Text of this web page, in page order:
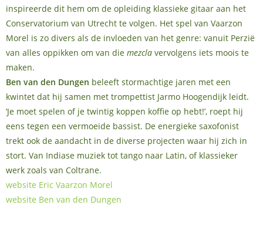
inspireerde dit hem om de opleiding klassieke gitaar aan het
Conservatorium van Utrecht te volgen. Het spel van Vaarzon
Morel is zo divers als de invloeden van het genre: vanuit Perzië
van alles oppikken om van die mezcla vervolgens iets moois te
maken.
Ben van den Dungen beleeft stormachtige jaren met een
kwintet dat hij samen met trompettist Jarmo Hoogendijk leidt.
‘Je moet spelen of je twintig koppen koffie op hebt!’, roept hij
eens tegen een vermoeide bassist. De energieke saxofonist
trekt ook de aandacht in de diverse projecten waar hij zich in
stort. Van Indiase muziek tot tango naar Latin, of klassieker
werk zoals van Coltrane.
website Eric Vaarzon Morel
website Ben van den Dungen